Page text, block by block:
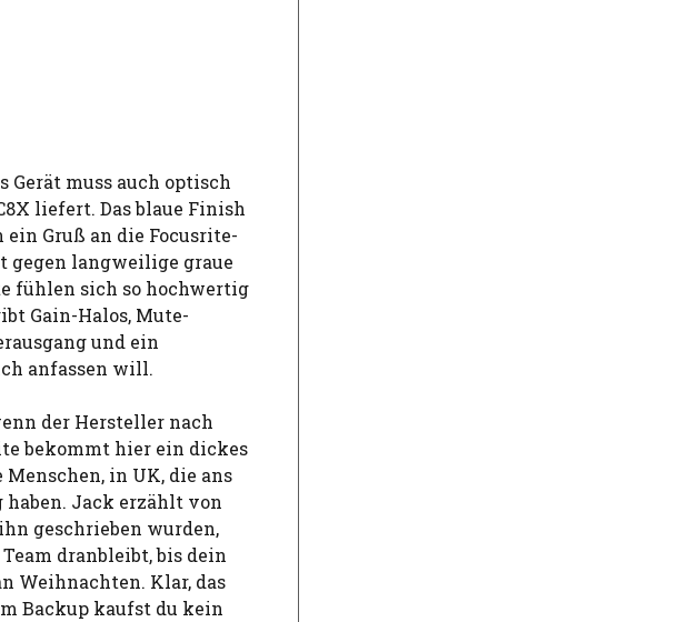
Gerät muss auch optisch
liefert. Das blaue Finish
Gruß an die Focusrite-
gegen langweilige graue
fühlen sich so hochwertig
Gain-Halos, Mute-
und ein
anfassen will.
der Hersteller nach
bekommt hier ein dickes
in UK, die ans
Jack erzählt von
geschrieben wurden,
dranbleibt, bis dein
Weihnachten. Klar, das
Backup kaufst du kein